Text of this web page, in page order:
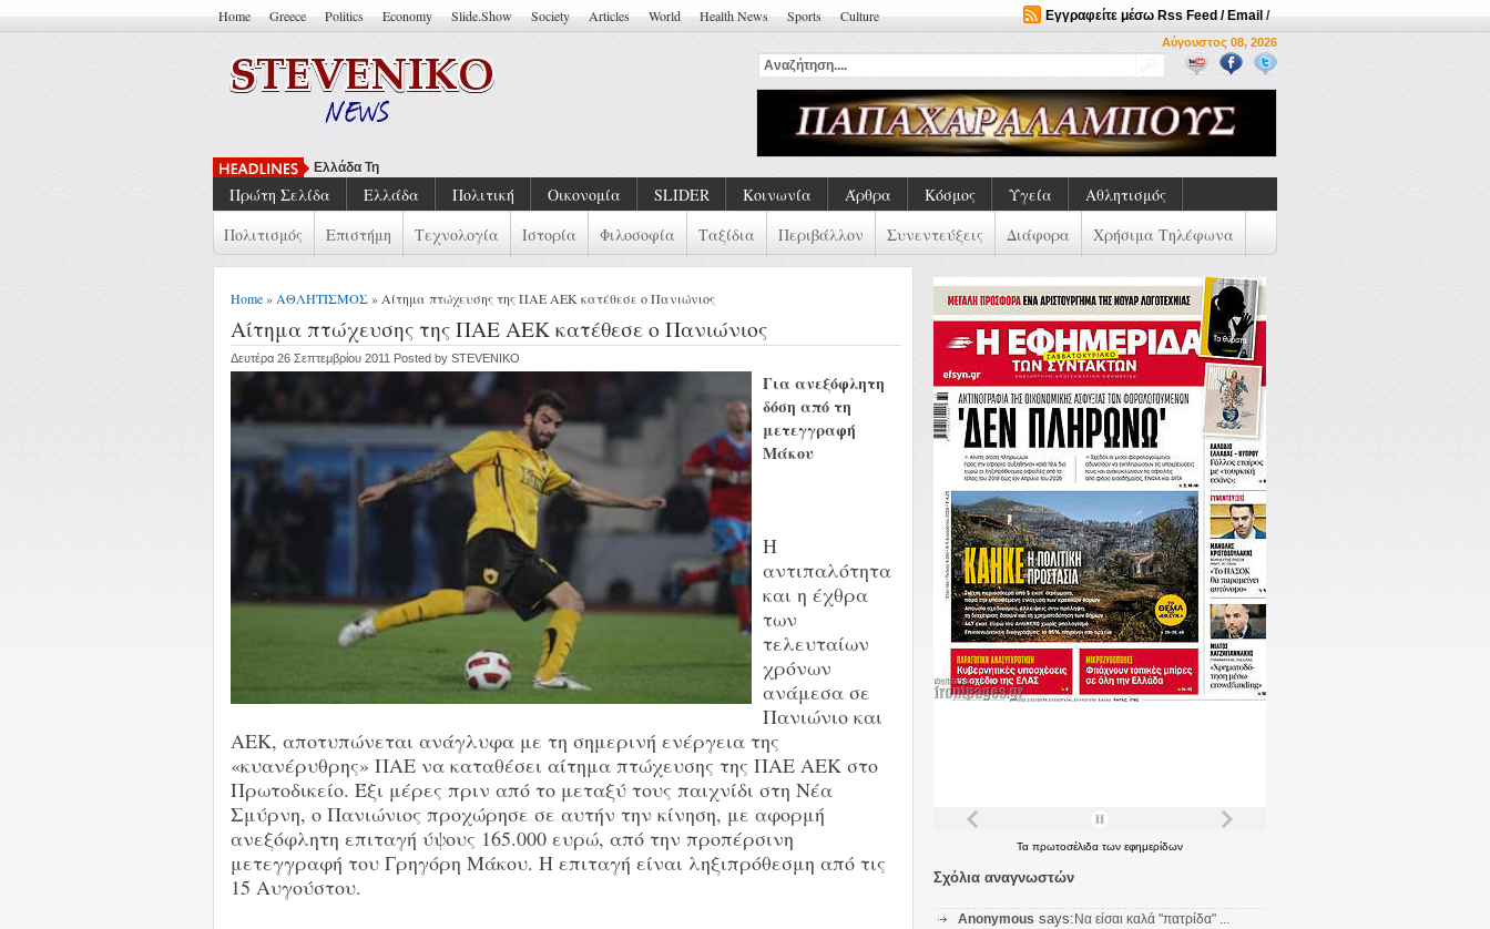
Home Greece Politics Economy Slide.Show Society Articles World Health News Sports Culture Εγγραφείτε μέσω Rss Feed / Email /
Αύγουστος 08, 2026
Ελλάδα Της Κρίσης: Συλλογικά Τραύματα Και Συλλο
Πρώτη Σελίδα Ελλάδα Πολιτική Οικονομία SLIDER Κοινωνία Άρθρα Κόσμος Υγεία
Αθλητισμός
Πολιτισμός
Επιστήμη Τεχνολογία Ιστορία Φιλοσοφία Ταξίδια Περιβάλλον Συνεντεύξεις Διάφορα Χρήσιμα Τηλέφωνα
Home» ΑΘΛΗΤΙΣΜΟΣ» Αίτημα πτώχευσης της ΠΑΕ ΑΕΚ κατέθεσε ο Πανιώνιος
Αίτημα πτώχευσης της ΠΑΕ ΑΕΚ κατέθεσε ο Πανιώνιος
Δευτέρα 26 Σεπτεμβρίου 2011 Posted by STEVENIKO
Για ανεξόφλητη
δόση από τη
μετεγγραφή
Μάκου
Η
αντιπαλότητα
και η έχθρα
των
τελευταίων
χρόνων
ανάμεσα σε
Πανιώνιο και
ΑΕΚ, αποτυπώνεται ανάγλυφα με τη σημερινή ενέργεια της
«κυανέρυθρης» ΠΑΕ να καταθέσει αίτημα πτώχευσης της ΠΑΕ ΑΕΚ στο
Πρωτοδικείο. Έξι μέρες πριν από το μεταξύ τους παιχνίδι στη Νέα
Σμύρνη, ο Πανιώνιος προχώρησε σε αυτήν την κίνηση, με αφορμή
ανεξόφλητη επιταγή ύψους 165.000 ευρώ, από την προπέρσινη
μετεγγραφή του Γρηγόρη Μάκου. Η επιταγή είναι ληξιπρόθεσμη από τις
15 Αυγούστου.
Τα πρωτοσέλιδα των εφημερίδων
Σχόλια αναγνωστών
Anonymous says: Να είσαι καλά "πατρίδα" ...